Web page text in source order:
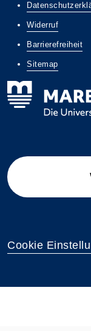
Widerruf
Barrierefreiheit
Sitemap
Cookie